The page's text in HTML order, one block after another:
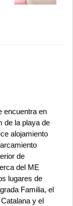
encuentra en
de la playa de
alojamiento
de
del ME
lugares de
Familia, el
y el